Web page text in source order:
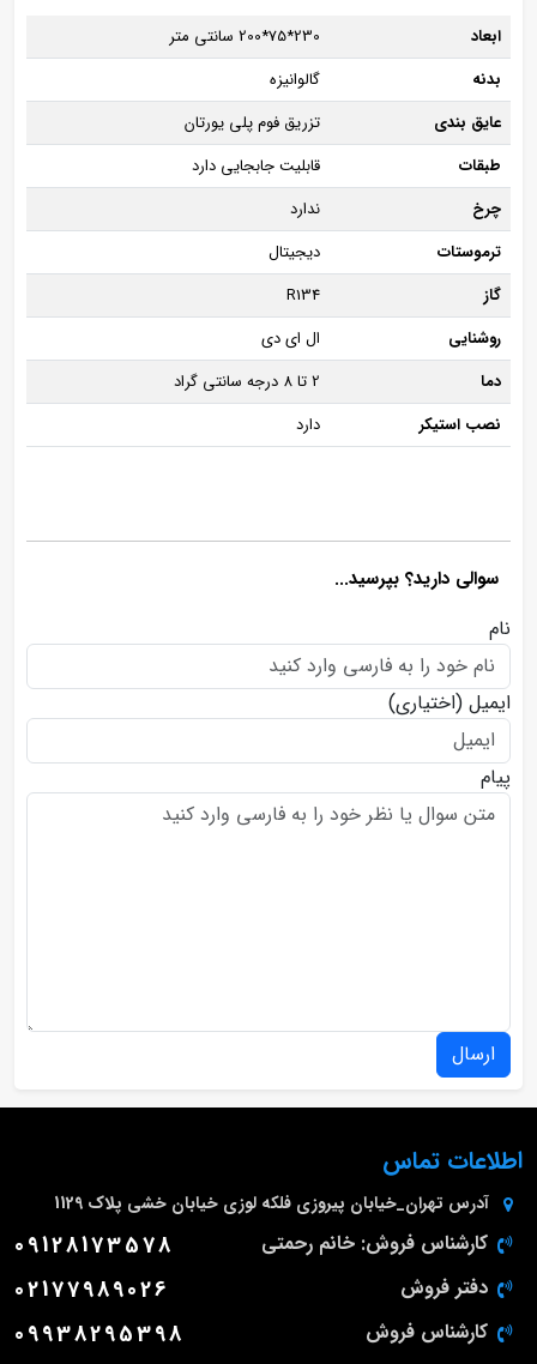
ابعاد
230*75*200 سانتی متر
بدنه
گالوانیزه
عایق بندی
تزریق فوم پلی یورتان
طبقات
قابلیت جابجایی دارد
چرخ
ندارد
ترموستات
دیجیتال
گاز
R134
روشنایی
ال ای دی
دما
2 تا 8 درجه سانتی گراد
نصب استیکر
دارد
سوالی دارید؟ بپرسید...
نام
ایمیل (اختیاری)
پیام
ارسال
اطلاعات تماس
آدرس تهران_خیابان پیروزی فلکه لوزی خیابان خشی پلاک 1129
کارشناس فروش: خانم رحمتی 09128173578
دفتر فروش 02177989026
کارشناس فروش 09938295398